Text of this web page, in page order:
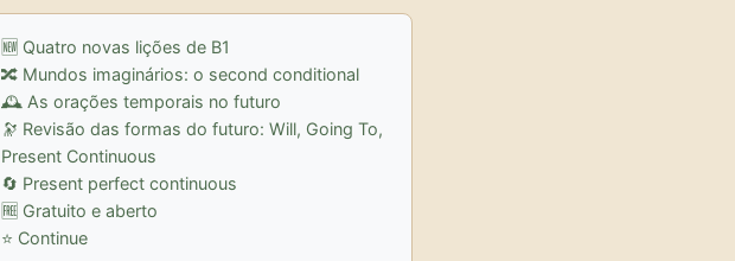
🆕 Quatro novas lições de B1
🔀 Mundos imaginários: o second conditional
🕰️ As orações temporais no futuro
🔭 Revisão das formas do futuro: Will, Going To,
Present Continuous
🔄 Present perfect continuous
🆓 Gratuito e aberto
⭐ Continue